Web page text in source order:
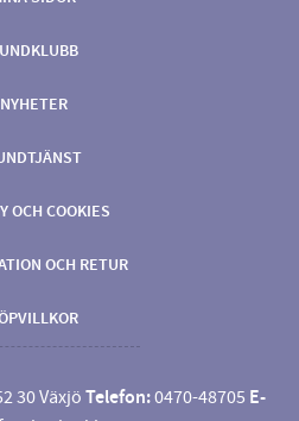
NYHETER
OCH COOKIES
OCH RETUR
30 VäxjöTelefon:0470-48705 E-